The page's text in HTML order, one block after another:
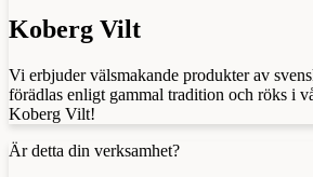
Koberg Vilt
Vi erbjuder välsmakande produkter av
förädlas enligt gammal tradition och röks i
Koberg Vilt!
Är detta din verksamhet?